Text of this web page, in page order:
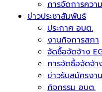
การจัดการควา
ข่าวประชาสัมพันธ์
ประกาศ อบต.
งานกิจการสภา
จัดซื้อจัดจ้าง
การจัดซื้อจัดจ้า
ข่าวรับสมัครงาน
กิจกรรม อบต.